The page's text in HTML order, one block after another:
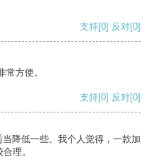
支持[0] 反对[0]
方便。
支持[0] 反对[0]
降低一些。我个人觉得，一款加
理。